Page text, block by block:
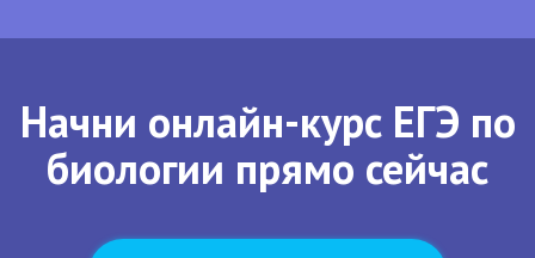
Начни онлайн-курс ЕГЭ по
биологии прямо сейчас